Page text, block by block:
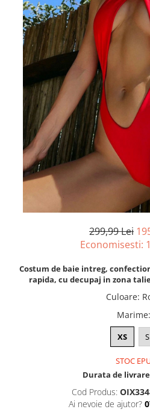
299,99 Lei
Economisesti:
Costum de baie intreg,
rapida, cu decupaj in zona
Culoare:
Marime:
XS S
STOC
Durata de
Cod Produs:
Ai nevoie de ajutor?